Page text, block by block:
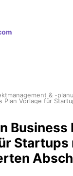
& -
Plan Vorlage für
Business
Startups